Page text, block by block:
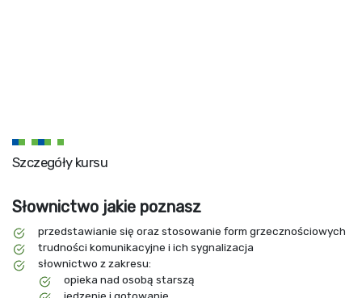
Szczegóły kursu
Słownictwo jakie poznasz
przedstawianie się oraz stosowanie form grzecznościowych
trudności komunikacyjne i ich sygnalizacja
słownictwo z zakresu:
opieka nad osobą starszą